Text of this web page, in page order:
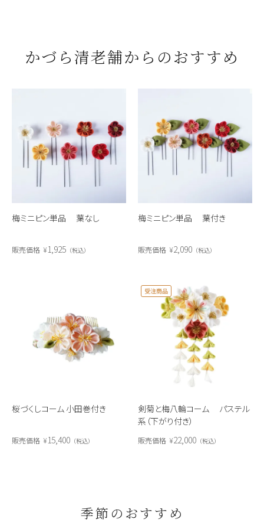
かづら清老舗からのおすすめ
梅ミニピン単品 葉なし
販売価格 ¥1,925 税込
梅ミニピン単品 葉付き
販売価格 ¥2,090 税込
桜づくしコーム 小田巻付き
販売価格 ¥15,400 税込
剣菊と梅八輪コーム パステル
系（下がり付き）
受注商品
販売価格 ¥22,000 税込
季節のおすすめ